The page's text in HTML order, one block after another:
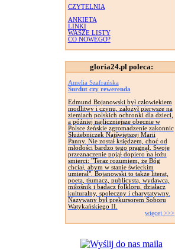
CZYTELNIA
ANKIETA
LINKI
WASZE LISTY
CO NOWEGO?
gloria24.pl poleca:
Amelia Szafrańska
Surdut czy rewerenda
Edmund Bojanowski był człowiekiem
modlitwy i czynu, założył pierwsze na
ziemiach polskich ochronki dla dzieci,
a później najliczniejsze obecnie w
Polsce żeńskie zgromadzenie zakonnic
Służebniczek Najświętszej Marii
Panny. Nie został księdzem, choć od
młodości bardzo tego pragnął. Swoje
przeznaczenie pojął dopiero na łożu
smierci: "Teraz rozumiem, że Bóg
chciał, abym w stanie świeckim
umierał". Bojanowski to także literat,
poeta, tłumacz, publicysta, wydawca,
miłośnik i badacz folkloru, działacz
kulturalny, społeczny i charytatywny.
Nazywany był prekursorem Soboru
Watykańskiego II.
więcej >>>